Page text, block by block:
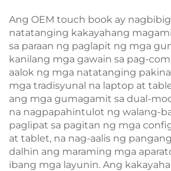
Gilid
at
sa
Ang OEM touch book ay
natatanging kakayahang
sa paraan ng paglapit ng mga
kanilang mga gawain sa pag-
aalok ng mga natatanging
mga tradisyunal na laptop at
ang mga gumagamit sa dual-
na nagpapahintulot ng walang-
paglipat sa pagitan ng mga
at tablet, na nag-aalis ng
dalhin ang maraming mga
ibang mga layunin. Ang